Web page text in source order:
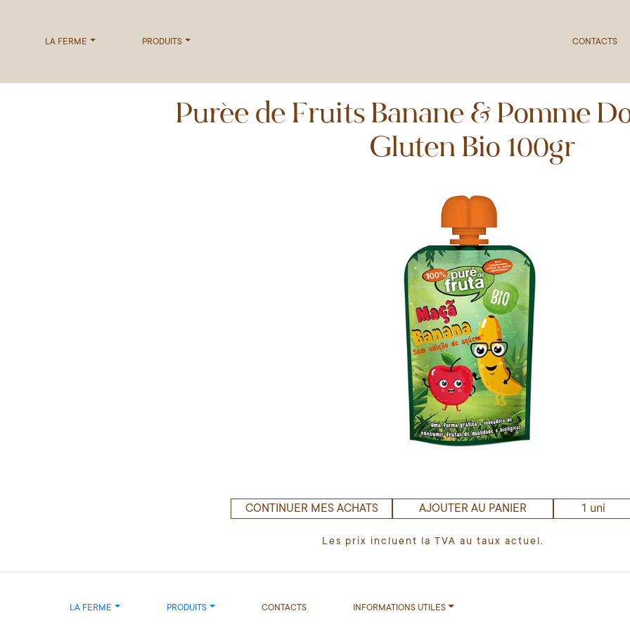
LA FERME PRODUITS CONTACTS
Purée de Fruits Banane & Pomme
Gluten Bio 100gr
CONTINUER MES ACHATS AJOUTER AU PANIER 1 uni
Les prix incluent la TVA au taux actuel.
LA FERME PRODUITS CONTACTS INFORMATIONS UTILES